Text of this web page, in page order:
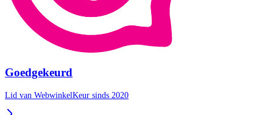
Goedgekeurd
Lid van WebwinkelKeur sinds 2020